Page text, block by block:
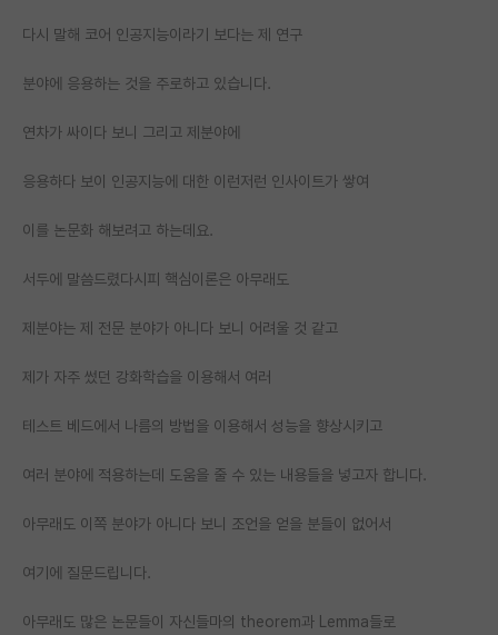
임용 후기 게시판
PI 전용 게시판
인문사회 계열 게시판
특수/전문대학원 게시판
반도체/AI 게시판
장학금/장학생 게시판
다시 말해 코어 인공지능이라기 보다는 제 연구
분야에 응용하는 것을 주로하고 있습니다.
연차가 싸이다 보니 그리고 제분야에
응용하다 보이 인공지능에 대한 이런저런 인사이트가 쌓여
이를 논문화 해보려고 하는데요.
서두에 말씀드렸다시피 핵심이론은 아무래도
제분야는 제 전문 분야가 아니다 보니 어려울 것 같고
제가 자주 썼던 강화학습을 이용해서 여러
테스트 베드에서 나름의 방법을 이용해서 성능을 향상시키고
여러 분야에 적용하는데 도움을 줄 수 있는 내용들을 넣고자 합니다.
아무래도 이쪽 분야가 아니다 보니 조언을 얻을 분들이 없어서
여기에 질문드립니다.
아무래도 많은 논문들이 자신들마의 theorem과 Lemma들로